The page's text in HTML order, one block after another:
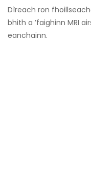
Dìreach ron
bhith a ’faighinn MRI
eanchainn.